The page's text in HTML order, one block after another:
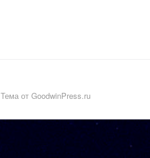
Тема от GoodwinPress.ru